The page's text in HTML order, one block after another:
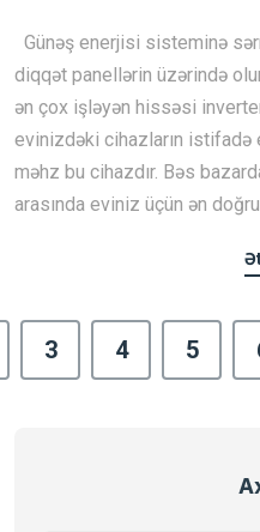
Günəş enerjisi sisteminə
diqqət panellərin üzərində
ən çox işləyən hissəsi
evinizdəki cihazların istifadə
məhz bu cihazdır. Bəs
arasında eviniz üçün ən
3 4 5